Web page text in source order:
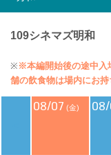
109シネマズ明和
※ ※本編開始後の途中入
舗の飲食物は場内にお持
08/07 (金)